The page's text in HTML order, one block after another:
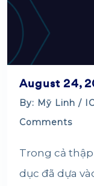
August 24,
By: Mỹ Linh /
Comments
Trong cả
dục đã dựa